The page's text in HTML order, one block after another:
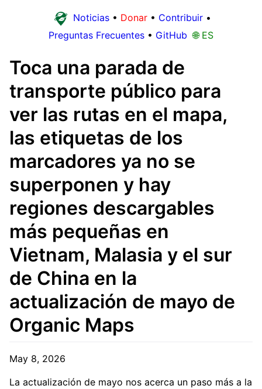
Noticias • Donar • Contribuir •
Preguntas Frecuentes • GitHub 🌐 ES
Toca una parada de
transporte público para
ver las rutas en el mapa,
las etiquetas de los
marcadores ya no se
superponen y hay
regiones descargables
más pequeñas en
Vietnam, Malasia y el sur
de China en la
actualización de mayo de
Organic Maps
May 8, 2026
La actualización de mayo nos acerca un paso más a la